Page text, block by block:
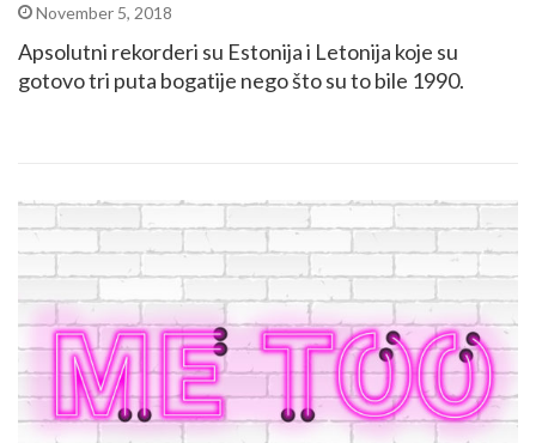
November 5, 2018
Apsolutni rekorderi su Estonija i Letonija koje su
gotovo tri puta bogatije nego što su to bile 1990.